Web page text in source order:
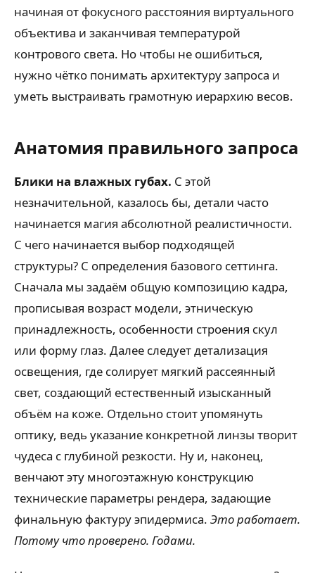
начиная от фокусного расстояния виртуального
объектива и заканчивая температурой
контрового света. Но чтобы не ошибиться,
нужно чётко понимать архитектуру запроса и
уметь выстраивать грамотную иерархию весов.
Анатомия правильного запроса
Блики на влажных губах. С этой
незначительной, казалось бы, детали часто
начинается магия абсолютной реалистичности.
С чего начинается выбор подходящей
структуры? С определения базового сеттинга.
Сначала мы задаём общую композицию кадра,
прописывая возраст модели, этническую
принадлежность, особенности строения скул
или форму глаз. Далее следует детализация
освещения, где солирует мягкий рассеянный
свет, создающий естественный изысканный
объём на коже. Отдельно стоит упомянуть
оптику, ведь указание конкретной линзы творит
чудеса с глубиной резкости. Ну и, наконец,
венчают эту многоэтажную конструкцию
технические параметры рендера, задающие
финальную фактуру эпидермиса. Это работает.
Потому что проверено. Годами.